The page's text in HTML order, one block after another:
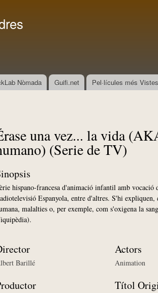
Nòmada Guifi.net Pel·lícules més Vistes
una vez... la vida
(Serie de TV)
hispano-francesa d'animació infantil amb
Espanyola, entre d'altres. S'hi expliquen,
malalties o, per exemple, com s'oxigena la
Barillé
Actors
Animation
Títol